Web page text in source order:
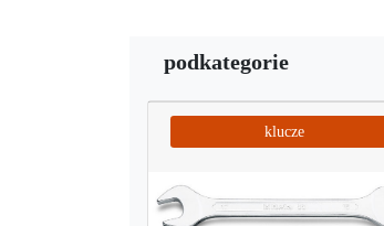
podkategorie
klucze